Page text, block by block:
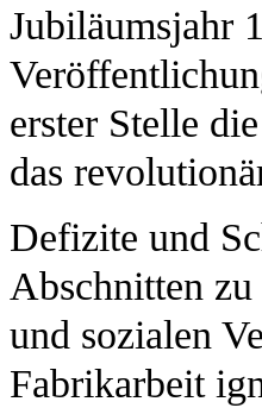
Jubiläumsjahr
erster Stelle
das
Defizite und
Abschnitten
und sozialen
Fabrikarbeit